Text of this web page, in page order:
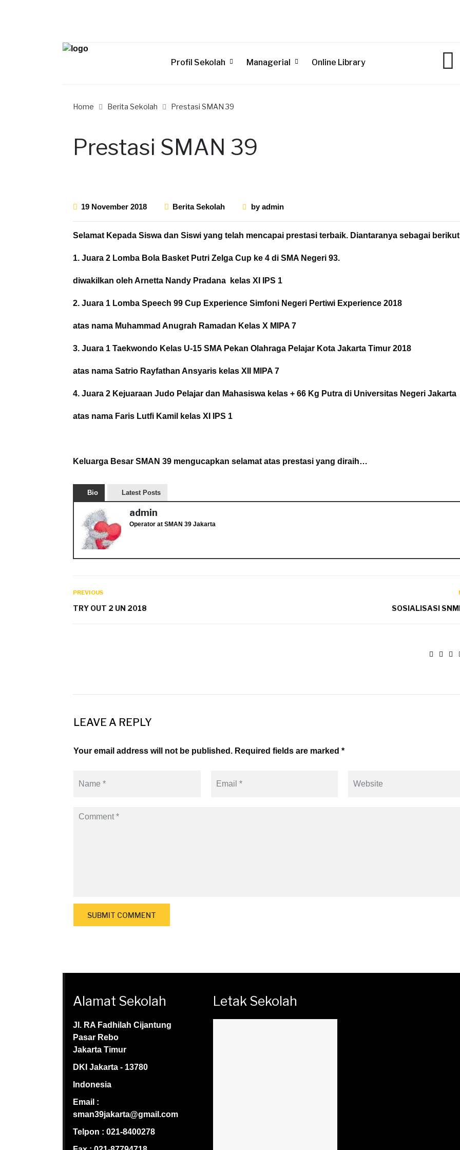
Profil Sekolah Managerial Online Library
Home Berita Sekolah Prestasi SMAN 39
Prestasi SMAN 39
19 November 2018 Berita Sekolah byadmin
Selamat Kepada Siswa dan Siswi yang telah mencapai prestasi terbaik. Diantaranya sebagai berikut
1. Juara 2 Lomba Bola Basket Putri Zelga Cup ke 4 di SMA Negeri 93.
diwakilkan oleh Arnetta Nandy Pradana kelas XI IPS 1
2. Juara 1 Lomba Speech 99 Cup Experience Simfoni Negeri Pertiwi Experience 2018
atas nama Muhammad Anugrah Ramadan Kelas X MIPA 7
3. Juara 1 Taekwondo Kelas U-15 SMA Pekan Olahraga Pelajar Kota Jakarta Timur 2018
atas nama Satrio Rayfathan Ansyaris kelas XII MIPA 7
4. Juara 2 Kejuaraan Judo Pelajar dan Mahasiswa kelas + 66 Kg Putra di Universitas Negeri Jakarta
atas nama Faris Lutfi Kamil kelas XI IPS 1
Keluarga Besar SMAN 39 mengucapkan selamat atas prestasi yang diraih…
Bio Latest Posts
admin
Operator at SMAN 39 Jakarta
PREVIOUS
TRY OUT 2 UN 2018 SOSIALISASI
LEAVE A REPLY
Your email address will not be published. Required fields are marked *
Alamat Sekolah
Jl. RA Fadhilah Cijantung
Pasar Rebo
Jakarta Timur
DKI Jakarta - 13780
Indonesia
Email :
sman39jakarta@gmail.com
Telpon : 021-8400278
Letak Sekolah